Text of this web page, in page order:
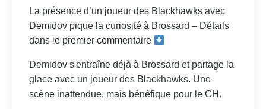
La présence d’un joueur des Blackhawks avec
Demidov pique la curiosité à Brossard – Détails
dans le premier commentaire
Demidov s'entraîne déjà à Brossard et partage la
glace avec un joueur des Blackhawks. Une
scène inattendue, mais bénéfique pour le CH.